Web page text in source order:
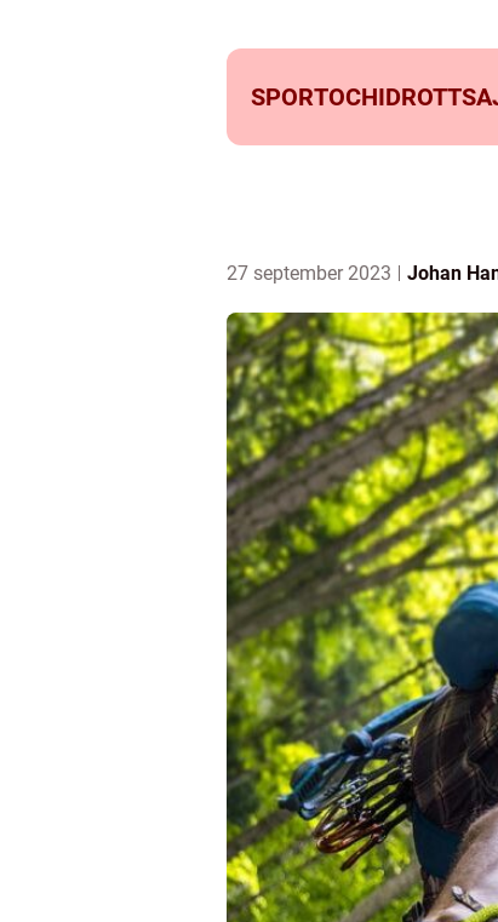
27 september 2023 Johan